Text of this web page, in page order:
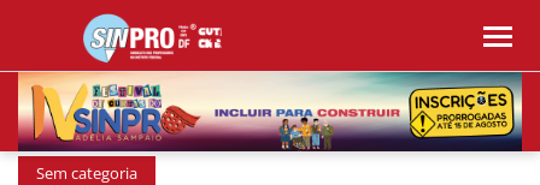
Sem categoria